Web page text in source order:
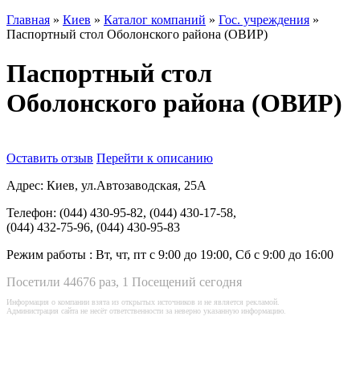
Главная » Киев » Каталог компаний » Гос. учреждения »
Паспортный стол Оболонского района (ОВИР)
Паспортный стол
Оболонского района (ОВИР)
Оставить отзыв Перейти к описанию
Адрес: Киев, ул.Автозаводская, 25А
Телефон: (044) 430-95-82, (044) 430-17-58,
(044) 432-75-96, (044) 430-95-83
Режим работы : Вт, чт, пт с 9:00 до 19:00, Сб с 9:00 до 16:00
Посетили 44676 раз, 1 Посещений сегодня
Информация о компании взята из открытых источников и не является рекламой.
Администрация сайта не несёт ответственности за неверно указанную информацию.